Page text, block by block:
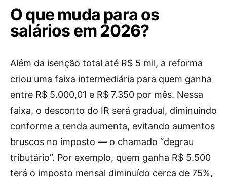
O que muda para os
salários em 2026?
Além da isenção total até R$ 5 mil, a reforma
criou uma faixa intermediária para quem ganha
entre R$ 5.000,01 e R$ 7.350 por mês. Nessa
faixa, o desconto do IR será gradual, diminuindo
conforme a renda aumenta, evitando aumentos
bruscos no imposto — o chamado “degrau
tributário”. Por exemplo, quem ganha R$ 5.500
terá o imposto mensal diminuído cerca de 75%,